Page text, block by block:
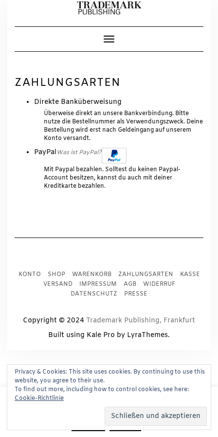
Toggle Navigation
ZAHLUNGSARTEN
Direkte Banküberweisung
Überweise direkt an unsere Bankverbindung. Bitte
nutze die Bestellnummer als Verwendungszweck. Deine
Bestellung wird erst nach Geldeingang auf unserem
Konto versandt.
PayPalWas ist PayPal?
Mit Paypal bezahlen. Solltest du keinen Paypal-
Account besitzen, kannst du auch mit deiner
Kreditkarte bezahlen.
KONTO SHOP WARENKORB ZAHLUNGSARTEN
KASSE
VERSAND
IMPRESSUM AGB
WIDERRUF
DATENSCHUTZ
PRESSE
Copyright © 2024 Trademark Publishing, Frankfurt
Built using Kale Pro by LyraThemes.
This website uses cookies to improve your experience.
We'll assume you're ok with this, but you can opt-out if
Read More
Privacy & Cookies: This site uses cookies. By continuing to use this
website, you agree to their use.
To find out more, including how to control cookies, see here:
Cookie-Richtlinie